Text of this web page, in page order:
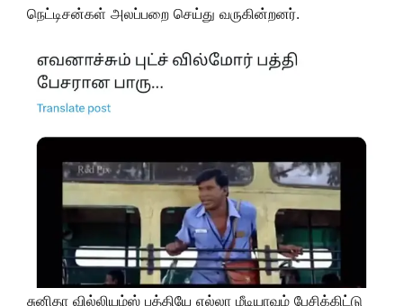
நெட்டிசன்கள் அலப்பறை செய்து வருகின்றனர்.
சுனிதா வில்லியம்ஸ் பத்தியே எல்லா மீடியாவும் பேசிக்கிட்டு